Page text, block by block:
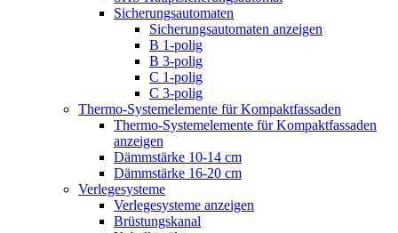
Sicherungsautomaten
Sicherungsautomaten anzeigen
B 1-polig
B 3-polig
C 1-polig
C 3-polig
Thermo-Systemelemente für Kompaktfassaden
Thermo-Systemelemente für Kompaktfassaden
anzeigen
Dämmstärke 10-14 cm
Dämmstärke 16-20 cm
Verlegesysteme
Verlegesysteme anzeigen
Brüstungskanal